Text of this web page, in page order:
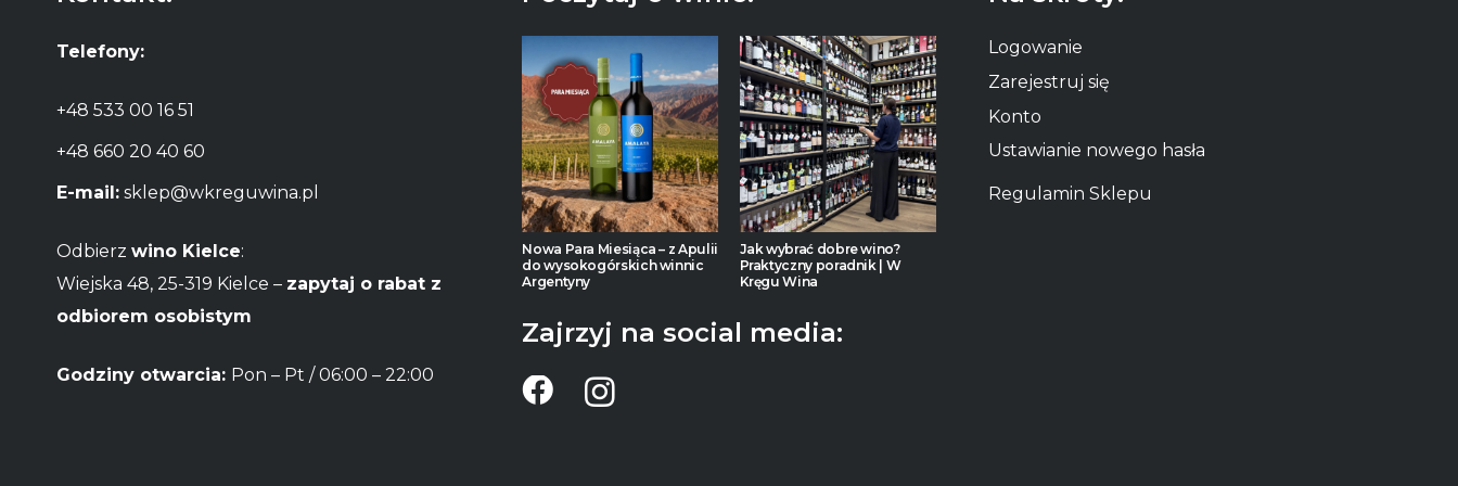
Telefony:
+48 533 00 16 51
+48 660 20 40 60
E-mail: sklep@wkreguwina.pl
Odbierz wino Kielce:
Wiejska 48, 25-319 Kielce – zapytaj o rabat z
odbiorem osobistym
Godziny otwarcia: Pon – Pt / 06:00 – 22:00
Nowa Para Miesiąca – z Apulii
do wysokogórskich winnic
Argentyny
Jak wybrać dobre wino?
Praktyczny poradnik | W
Kręgu Wina
Zajrzyj na social media:
Logowanie
Zarejestruj się
Konto
Ustawianie nowego hasła
Regulamin Sklepu